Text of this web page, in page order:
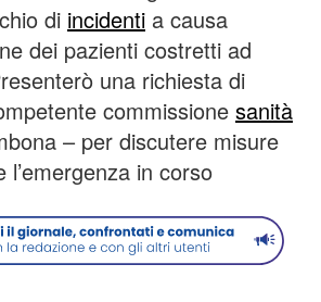
di incidenti a causa
dei pazienti costretti ad
una richiesta di
commissione sanità
– per discutere misure
l’emergenza in corso